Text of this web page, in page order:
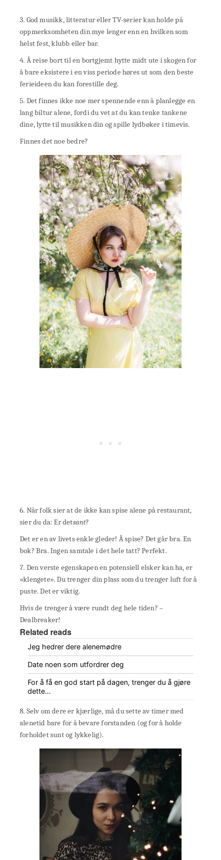
3. God musikk, litteratur eller TV-serier kan holde på
oppmerksomheten din mye lenger enn en hvilken som
helst fest, klubb eller bar.
4. Å reise bort til en bortgjemt hytte midt ute i skogen for
å bare eksistere i en viss periode høres ut som den beste
ferieideen du kan forestille deg.
5. Det finnes ikke noe mer spennende enn å planlegge en
lang biltur alene, fordi du vet at du kan tenke tankene
dine, lytte til musikken din og spille lydbøker i timevis.
Finnes det noe bedre?
6. Når folk sier at de ikke kan spise alene på restaurant,
sier du da: Er detsant?
Det er en av livets enkle gleder! Å spise? Det går bra. En
bok? Bra. Ingen samtale i det hele tatt? Perfekt.
7. Den verste egenskapen en potensiell elsker kan ha, er
«klengete». Du trenger din plass som du trenger luft for å
puste. Det er viktig.
Hvis de trenger å være rundt deg hele tiden? –
Dealbreaker!
Related reads
Jeg hedrer dere alenemødre
Date noen som utfordrer deg
For å få en god start på dagen, trenger du å gjøre
dette…
8. Selv om dere er kjærlige, må du sette av timer med
alenetid bare for å bevare forstanden (og for å holde
forholdet sunt og lykkelig).